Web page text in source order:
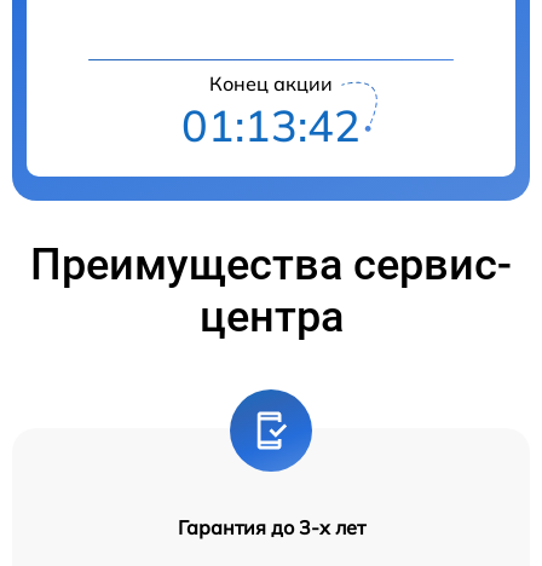
Конец акции
01:13:41
Преимущества сервис-
центра
Гарантия до 3-х лет